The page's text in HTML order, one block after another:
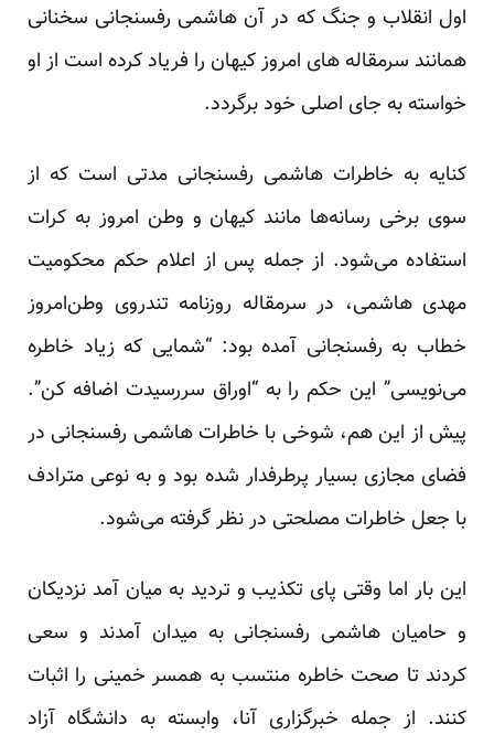
اول انقلاب و جنگ که در آن هاشمی رفسنجانی سخنانی
همانند سرمقاله های امروز کیهان را فریاد کرده است از او
خواسته به جای اصلی خود برگردد.
کنایه به خاطرات هاشمی رفسنجانی مدتی است که از
سوی برخی رسانه‌ها مانند کیهان و وطن امروز به کرات
استفاده می‌شود. از جمله پس از اعلام حکم محکومیت
مهدی هاشمی، در سرمقاله روزنامه تندروی وطن‌امروز
خطاب به رفسنجانی آمده بود: “شمایی که زیاد خاطره
می‌نویسی” این حکم را به “اوراق سررسیدت اضافه کن”.
پیش از این هم، شوخی با خاطرات هاشمی رفسنجانی در
فضای مجازی بسیار پرطرفدار شده بود و به نوعی مترادف
با جعل خاطرات مصلحتی در نظر گرفته می‌شود.
این بار اما وقتی پای تکذیب و تردید به میان آمد نزدیکان
و حامیان هاشمی رفسنجانی به میدان آمدند و سعی
کردند تا صحت خاطره منتسب به همسر خمینی را اثبات
کنند. از جمله خبرگزاری آنا، وابسته به دانشگاه آزاد